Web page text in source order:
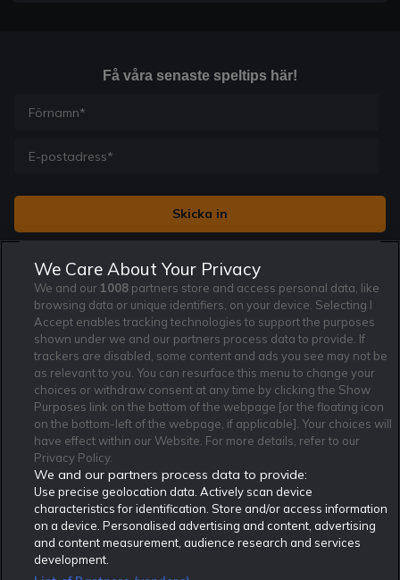
Få våra senaste speltips här!
Jag vill få nyhetsbrev från Rekatochklart och jag är 18+. Regler
och villkor gäller. *
Rekatochklart.com är Sveriges ledande betting-community. 2017 nominerades
Rekatochklart som en av världens bästa spelinformations-sajter på spelbranschens egen
Oscarsgala EGR Awards.
Rekatochklart är oberoende och ej knutet till något specifikt spelbolag. Här hittar du
speltips, unika insättningsbonusar och erbjudanden från de största och mest seriösa
Affiliate Modell
Om Rekatochklart
Kontakta oss
Redaktionen
Ansvarsfullt Spelande
F.A.Q
Nyhetsarkiv
Redaktionell policy
Cookie Policy
Användarvilkor
Integritetspolicy
Rekatochklart shop
We Care About Your Privacy
We and our 1008 partners store and access personal data, like
browsing data or unique identifiers, on your device. Selecting I
Accept enables tracking technologies to support the purposes
shown under we and our partners process data to provide. If
trackers are disabled, some content and ads you see may not be
as relevant to you. You can resurface this menu to change your
choices or withdraw consent at any time by clicking the Show
Purposes link on the bottom of the webpage [or the floating icon
on the bottom-left of the webpage, if applicable]. Your choices will
have effect within our Website. For more details, refer to our
Privacy Policy.
We and our partners process data to provide:
Use precise geolocation data. Actively scan device
characteristics for identification. Store and/or access information
on a device. Personalised advertising and content, advertising
and content measurement, audience research and services
development.